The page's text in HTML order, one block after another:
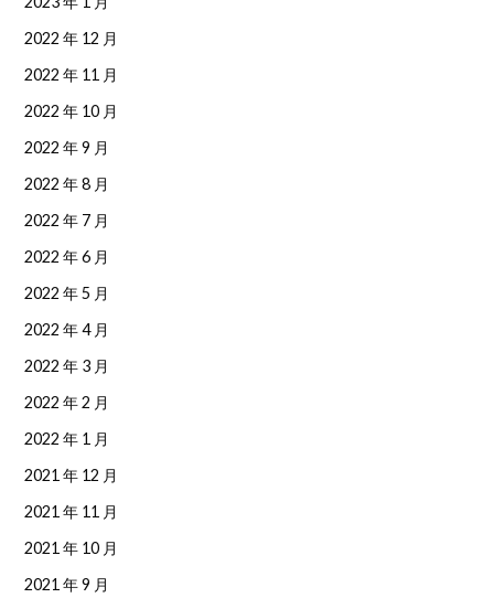
2022 年 12 月
2022 年 11 月
2022 年 10 月
2022 年 9 月
2022 年 8 月
2022 年 7 月
2022 年 6 月
2022 年 5 月
2022 年 4 月
2022 年 3 月
2022 年 2 月
2022 年 1 月
2021 年 12 月
2021 年 11 月
2021 年 10 月
2021 年 9 月